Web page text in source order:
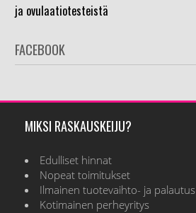
ja ovulaatiotesteistä
FACEBOOK
MIKSI RASKAUSKEIJU?
Edulliset hinnat
Nopeat toimitukset
Ilmainen tuotevaihto- ja palautus
Kotimainen perheyritys